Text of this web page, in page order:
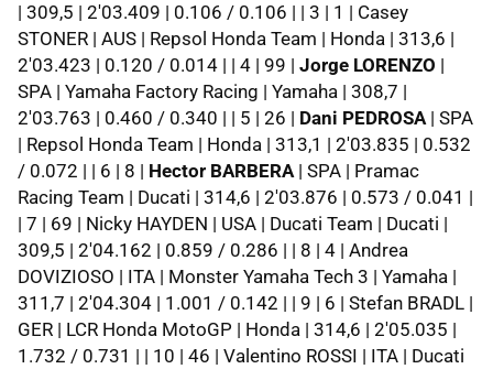
| 309,5 | 2'03.409 | 0.106 / 0.106 | | 3 | 1 | Casey
STONER | AUS | Repsol Honda Team | Honda | 313,6 |
2'03.423 | 0.120 / 0.014 | | 4 | 99 | Jorge LORENZO |
SPA | Yamaha Factory Racing | Yamaha | 308,7 |
2'03.763 | 0.460 / 0.340 | | 5 | 26 | Dani PEDROSA| SPA
| Repsol Honda Team | Honda | 313,1 | 2'03.835 | 0.532
/ 0.072 | | 6 | 8 | Hector BARBERA| SPA | Pramac
Racing Team | Ducati | 314,6 | 2'03.876 | 0.573 / 0.041 |
| 7 | 69 | Nicky HAYDEN | USA | Ducati Team | Ducati |
309,5 | 2'04.162 | 0.859 / 0.286 | | 8 | 4 | Andrea
DOVIZIOSO | ITA | Monster Yamaha Tech 3 | Yamaha |
311,7 | 2'04.304 | 1.001 / 0.142 | | 9 | 6 | Stefan BRADL |
GER | LCR Honda MotoGP | Honda | 314,6 | 2'05.035 |
1.732 / 0.731 | | 10 | 46 | Valentino ROSSI | ITA | Ducati